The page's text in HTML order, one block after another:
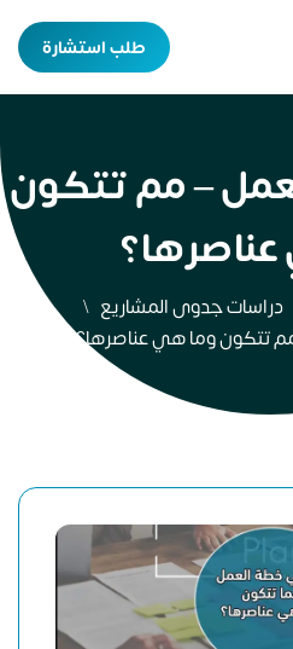
طلب استشارة
– مم تتكون
دراسات جدوى المشاريع
تتكون وما هي عناصرها؟